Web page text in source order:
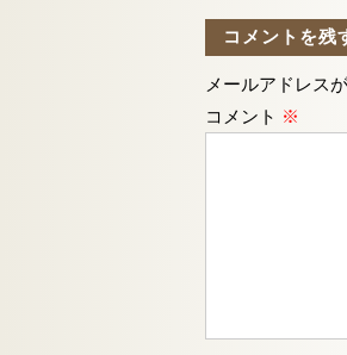
コメントを残
メールアドレス
コメント ※